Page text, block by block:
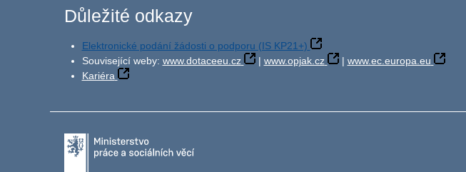
Důležité odkazy
Elektronické podání žádosti o podporu (IS KP21+)
Související weby: www.dotaceeu.cz | www.opjak.cz | www.ec.europa.eu
Kariéra